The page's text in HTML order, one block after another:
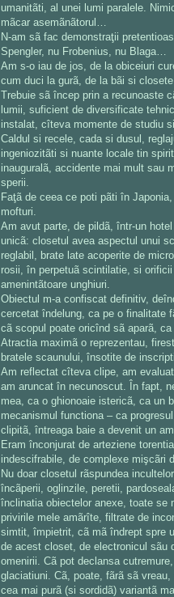
umanitãti, al unei lumi paralele.
mãcar asemãnãtorul…
N-am sã fac demonstraţii
Spengler, nu Frobenius, nu Blaga…
Am s-o iau de jos, de la obiceiuri
cum duci la gurã, de la bãi si closete.
Trebuie sã încep prin a recunoaste
lumii, suficient de diversificate
instalat, cîteva momente de studiu
Caldul si recele, cada si dusul,
ingeniozitãti si nuante locale tin
inauguralã, accidente mai mult sau
sperii.
Faţã de ceea ce poti pãti în
mofturi.
Am avut parte, de pildã, într-un
unicã: closetul avea aspectul unui
reglabil, brate late acoperite de
rosii, în perpetuã scintilatie, si
amenintãtoare unghiuri.
Obiectul m-a confiscat definitiv,
cercetat îndelung, ca pe o finalitate
cã scopul poate oricînd sã aparã, ca
Atractia maximã o reprezentau,
bratele scaunului, însotite de
Am reflectat cîteva clipe, am
am aruncat în necunoscut. În fapt,
mea, ca o ghionoaie istericã, ca un
mecanismul functiona – ca
clipitã, întreaga baie a devenit un
Eram înconjurat de arteziene
indescifrabile, de complexe mişcãri
Nu doar closetul rãspundea
încãperii, oglinzile, peretii,
înclinatia obiectelor anexe, toate se
privirile mele amãrîte, filtrate de
simtit, împietrit, cã mã îndrept spre
de acest closet, de electronicul sãu
omenirii. Cã pot declansa
glaciatiuni. Cã, poate, fãrã sã
cea mai purã (si sordidã) variantã